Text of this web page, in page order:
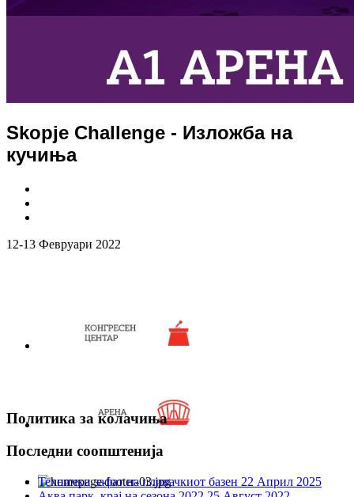
Skopje Challenge - Изложба на
кучиња
12-13 Февруари 2022
Политика за колачиња
Последни соопштенија
Технички зафат на пливачкиот базен 22 Април 2025